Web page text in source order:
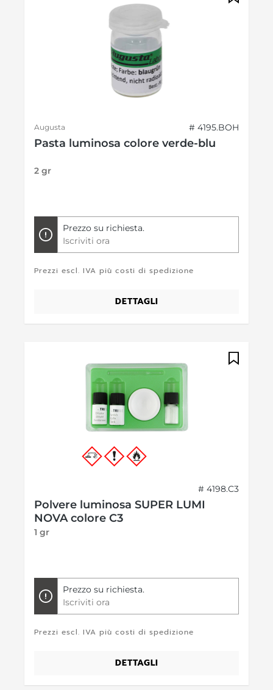
Augusta # 4195.BOH
Pasta luminosa colore verde-blu
2 gr
Prezzo su richiesta.
Iscriviti ora
Prezzi escl. IVA più costi di spedizione
DETTAGLI
# 4198.C3
Polvere luminosa SUPER LUMI
NOVA colore C3
1 gr
Prezzo su richiesta.
Iscriviti ora
Prezzi escl. IVA più costi di spedizione
DETTAGLI